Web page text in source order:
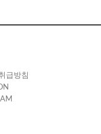
급방침